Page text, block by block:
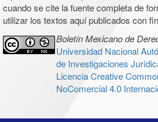
cuando se cite la fuente completa de
utilizar los textos aquí publicados con
Boletín Mexicano de
Universidad Nacional
de Investigaciones
Licencia Creative
NoComercial 4.0